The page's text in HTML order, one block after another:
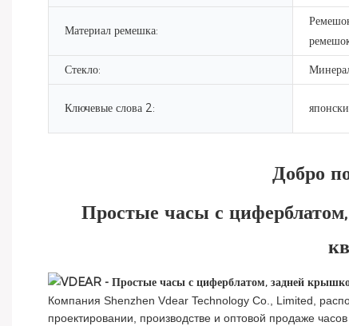
Материал ремешка:
Стекло:
Ключевые слова 2:
Добро
Простые часы с
Компания Shenzhen Vdear Technology Co., Limited,
проектировании, производстве и оптовой продаже